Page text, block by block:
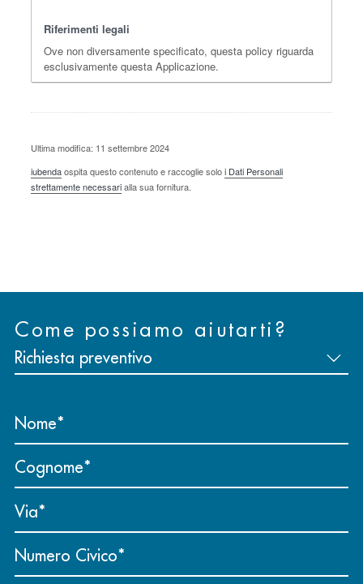
Riferimenti legali
Ove non diversamente specificato, questa policy riguarda
esclusivamente questa Applicazione.
Ultima modifica: 11 settembre 2024
iubendaospita questo contenuto e raccoglie soloi Dati Personali
strettamente necessarialla sua fornitura.
Come possiamo aiutarti?
Nome
Cognome
Via
Numero Civico